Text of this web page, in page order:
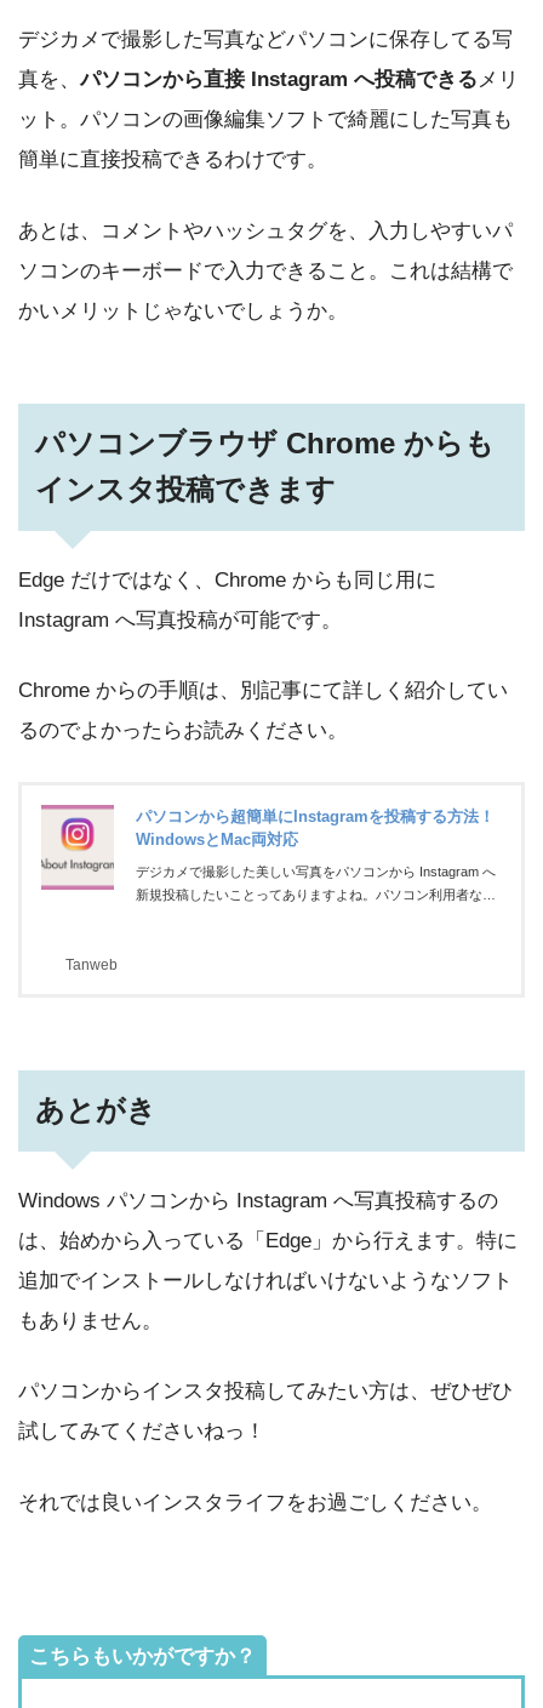
デジカメで撮影した写真などパソコンに保存してる写
真を、パソコンから直接 Instagram へ投稿できるメリ
ット。パソコンの画像編集ソフトで綺麗にした写真も
簡単に直接投稿できるわけです。
あとは、コメントやハッシュタグを、入力しやすいパ
ソコンのキーボードで入力できること。これは結構で
かいメリットじゃないでしょうか。
パソコンブラウザ Chrome からも
インスタ投稿できます
Edge だけではなく、Chrome からも同じ用に
Instagram へ写真投稿が可能です。
Chrome からの手順は、別記事にて詳しく紹介してい
るのでよかったらお読みください。
パソコンから超簡単にInstagramを投稿する方法！
WindowsとMac両対応
デジカメで撮影した美しい写真をパソコンから Instagram へ
新規投稿したいことってありますよね。パソコン利用者なら
Tanweb
あとがき
Windows パソコンから Instagram へ写真投稿するの
は、始めから入っている「Edge」から行えます。特に
追加でインストールしなければいけないようなソフト
もありません。
パソコンからインスタ投稿してみたい方は、ぜひぜひ
試してみてくださいねっ！
それでは良いインスタライフをお過ごしください。
こちらもいかがですか？